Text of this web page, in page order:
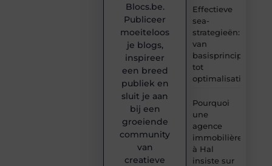
Effectieve
sea-
strategieën:
van
basisprincipes
tot
optimalisatie
Pourquoi
une
agence
immobilière
à Hal
insiste sur
Blocs.be.
Publiceer
moeiteloos
je blogs,
inspireer
een breed
publiek en
sluit je aan
bij een
groeiende
community
van
creatieve